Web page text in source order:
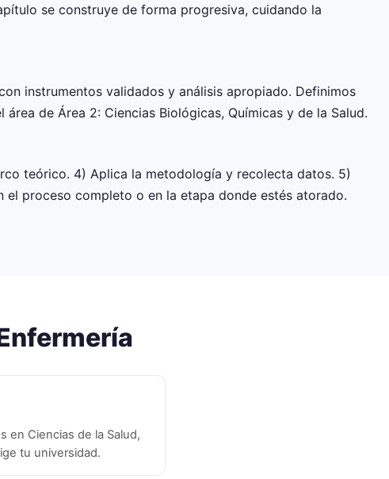
se construye de forma progresiva, cuidando la
instrumentos validados y análisis apropiado. Definimos
de Área 2: Ciencias Biológicas, Químicas y de la Salud.
teórico. 4) Aplica la metodología y recolecta datos. 5)
proceso completo o en la etapa donde estés atorado.
en Ciencias de la Salud,
tu universidad.